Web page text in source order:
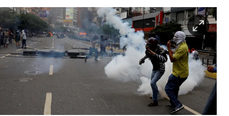
berlin
nord
wahrheit
verlag
verlag